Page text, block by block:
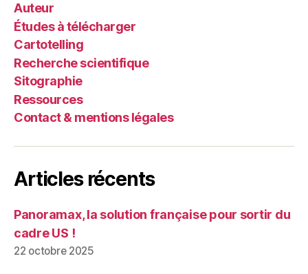
Auteur
Études à télécharger
Cartotelling
Recherche scientifique
Sitographie
Ressources
Contact & mentions légales
Articles récents
Panoramax, la solution française pour sortir du
cadre US !
22 octobre 2025